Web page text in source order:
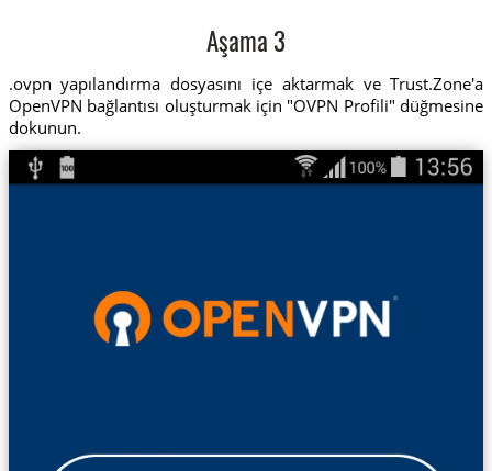
Aşama 3
.ovpn yapılandırma dosyasını içe aktarmak ve Trust.Zone'a
OpenVPN bağlantısı oluşturmak için "OVPN Profili" düğmesine
dokunun.